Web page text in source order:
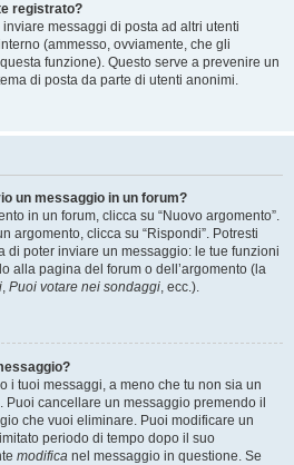
registrato?
messaggi di posta ad altri utenti
(ammesso, ovviamente, che gli
funzione). Questo serve a prevenire un
di posta da parte di utenti anonimi.
un messaggio in un forum?
in un forum, clicca su “Nuovo argomento”.
argomento, clicca su “Rispondi”. Potresti
di poter inviare un messaggio: le tue funzioni
alla pagina del forum o dell’argomento (la
, Puoi votare nei sondaggi, ecc.).
i tuoi messaggi, a meno che tu non sia un
cancellare un messaggio premendo il
che vuoi eliminare. Puoi modificare un
periodo di tempo dopo il suo
modifica nel messaggio in questione. Se